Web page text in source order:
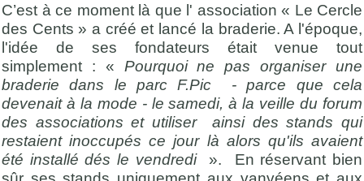
C’est à ce moment là que l' association « Le Cercle
des Cents » a créé et lancé la braderie. A l'époque,
l'idée de ses fondateurs était venue tout
simplement : « Pourquoi ne pas organiser une
braderie dans le parc F.Pic - parce que cela
devenait à la mode - le samedi, à la veille du forum
des associations et utiliser ainsi des stands qui
restaient inoccupés ce jour là alors qu'ils avaient
été installé dés le vendredi». En réservant bien